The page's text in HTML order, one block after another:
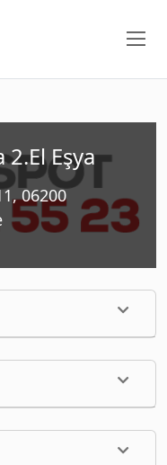
Eşya
06200